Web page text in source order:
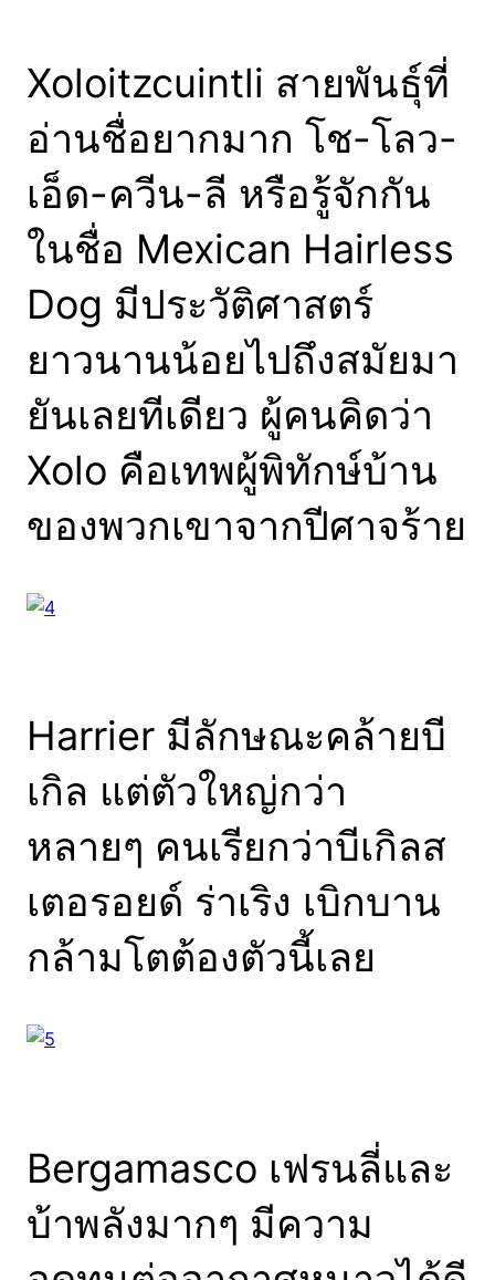
Xoloitzcuintli สายพันธุ์ที่
อ่านชื่อยากมาก โช-โลว-
เอ็ด-ควีน-ลี หรือรู้จักกัน
ในชื่อ Mexican Hairless
Dog มีประวัติศาสตร์
ยาวนานน้อยไปถึงสมัยมา
ยันเลยทีเดียว ผู้คนคิดว่า
Xolo คือเทพผู้พิทักษ์บ้าน
ของพวกเขาจากปีศาจร้าย
Harrier มีลักษณะคล้ายบี
เกิล แต่ตัวใหญ่กว่า
หลายๆ คนเรียกว่าบีเกิลส
เตอรอยด์ ร่าเริง เบิกบาน
กล้ามโตต้องตัวนี้เลย
Bergamasco เฟรนลี่และ
บ้าพลังมากๆ มีความ